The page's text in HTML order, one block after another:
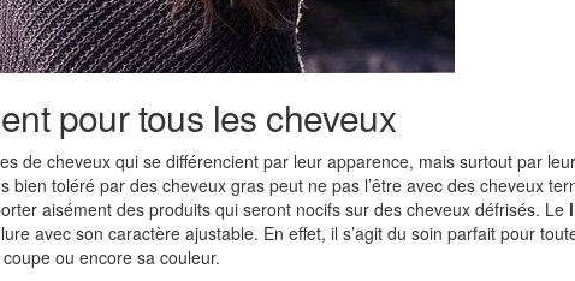
pour tous les cheveux
de cheveux qui se différencient par leur apparence, mais surtout par
bien toléré par des cheveux gras peut ne pas l’être avec des cheveux
aisément des produits qui seront nocifs sur des cheveux défrisés. Le
avec son caractère ajustable. En effet, il s’agit du soin parfait pour
ou encore sa couleur.